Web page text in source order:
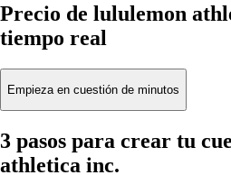
Precio de lululemon
tiempo real
Empieza en cuestión de minutos
3 pasos para crear tu
athletica inc.